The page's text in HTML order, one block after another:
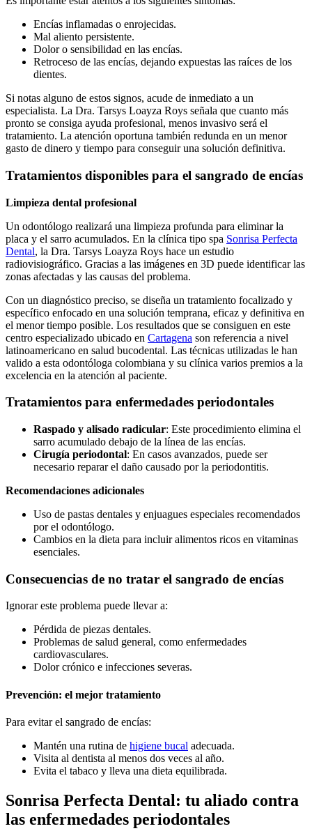
Encías inflamadas o enrojecidas.
Mal aliento persistente.
Dolor o sensibilidad en las encías.
Retroceso de las encías, dejando expuestas las raíces de los
dientes.
Si notas alguno de estos signos, acude de inmediato a un
especialista. La Dra. Tarsys Loayza Roys señala que cuanto más
pronto se consiga ayuda profesional, menos invasivo será el
tratamiento. La atención oportuna también redunda en un menor
gasto de dinero y tiempo para conseguir una solución definitiva.
Tratamientos disponibles para el sangrado de encías
Limpieza dental profesional
Un odontólogo realizará una limpieza profunda para eliminar la
placa y el sarro acumulados. En la clínica tipo spa Sonrisa Perfecta
Dental, la Dra. Tarsys Loayza Roys hace un estudio
radiovisiográfico. Gracias a las imágenes en 3D puede identificar las
zonas afectadas y las causas del problema.
Con un diagnóstico preciso, se diseña un tratamiento focalizado y
específico enfocado en una solución temprana, eficaz y definitiva en
el menor tiempo posible. Los resultados que se consiguen en este
centro especializado ubicado en Cartagena son referencia a nivel
latinoamericano en salud bucodental. Las técnicas utilizadas le han
valido a esta odontóloga colombiana y su clínica varios premios a la
excelencia en la atención al paciente.
Tratamientos para enfermedades periodontales
Raspado y alisado radicular: Este procedimiento elimina el
sarro acumulado debajo de la línea de las encías.
Cirugía periodontal: En casos avanzados, puede ser
necesario reparar el daño causado por la periodontitis.
Recomendaciones adicionales
Uso de pastas dentales y enjuagues especiales recomendados
por el odontólogo.
Cambios en la dieta para incluir alimentos ricos en vitaminas
esenciales.
Consecuencias de no tratar el sangrado de encías
Ignorar este problema puede llevar a:
Pérdida de piezas dentales.
Problemas de salud general, como enfermedades
cardiovasculares.
Dolor crónico e infecciones severas.
Prevención: el mejor tratamiento
Para evitar el sangrado de encías:
Mantén una rutina de higiene bucal adecuada.
Visita al dentista al menos dos veces al año.
Evita el tabaco y lleva una dieta equilibrada.
Sonrisa Perfecta Dental: tu aliado contra
las enfermedades periodontales